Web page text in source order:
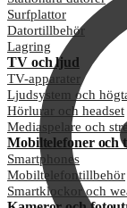
Surfplattor
Datortillbehör
Lagring
TV och ljud
TV-apparater
Ljudsystem och
Hörlurar och headset
Mediaspelare och
Mobiltelefoner och
Smartphones
Mobiltelefontillbehör
Smartklockor och